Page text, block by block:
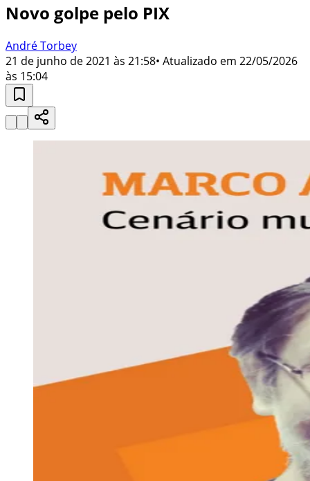
Novo golpe pelo PIX
André Torbey
21 de junho de 2021 às 21:58• Atualizado em 22/05/2026
às 15:04